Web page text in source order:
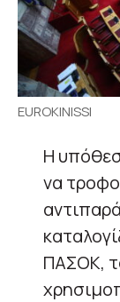
EUROKINISSI
Η
να
ΠΑΣΟΚ,